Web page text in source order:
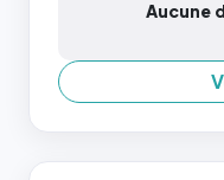
Aucune